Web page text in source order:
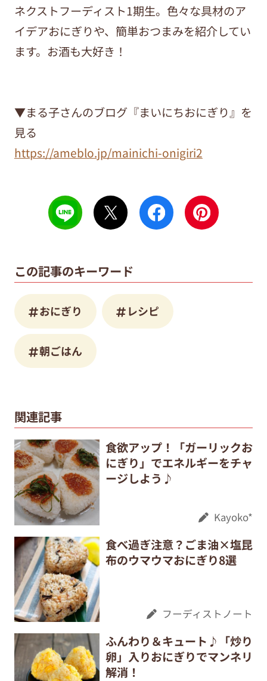
ネクストフーディスト1期生。色々な具材のア
イデアおにぎりや、簡単おつまみを紹介してい
ます。お酒も大好き！
▼まる子さんのブログ『まいにちおにぎり』を
見る
https://ameblo.jp/mainichi-onigiri2
この記事のキーワード
おにぎり レシピ
朝ごはん
関連記事
食欲アップ！「ガーリックお
にぎり」でエネルギーをチャ
ージしよう♪
Kayoko*
食べ過ぎ注意？ごま油×塩昆
布のウマウマおにぎり8選
フーディストノート
ふんわり＆キュート♪「炒り
卵」入りおにぎりでマンネリ
解消！